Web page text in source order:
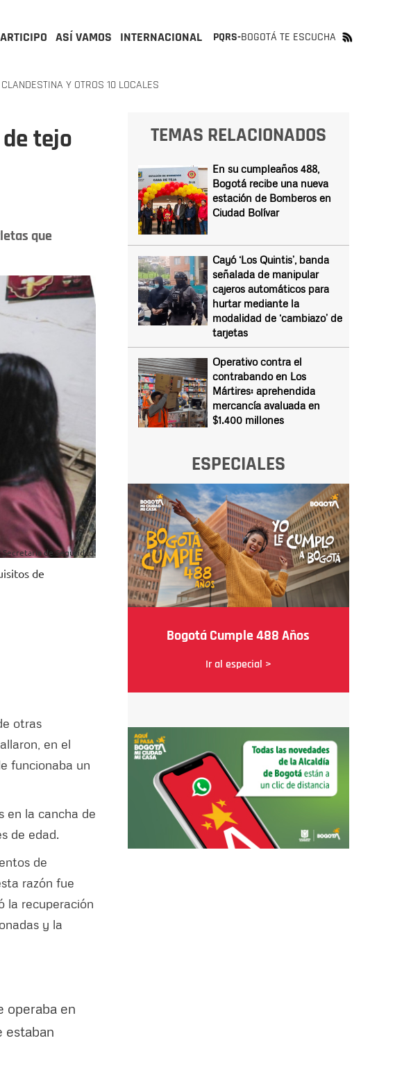
ASÍ VAMOS INTERNACIONAL PQRS-BOGOTÁ TE ESCUCHA
Y OTROS 10 LOCALES
tejo
que
Secretaría de Seguridad.
de
otras
en el
funcionaba un
en la cancha de
de edad.
de
razón fue
la recuperación
y la
operaba en
estaban
TEMAS RELACIONADOS
En su cumpleaños 488,
Bogotá recibe una nueva
estación de Bomberos en
Ciudad Bolívar
Cayó ‘Los Quintis’, banda
señalada de manipular
cajeros automáticos para
hurtar mediante la
modalidad de ‘cambiazo’ de
tarjetas
Operativo contra el
contrabando en Los
Mártires: aprehendida
mercancía avaluada en
$1.400 millones
ESPECIALES
Bogotá Cumple 488 Años
Ir al especial >